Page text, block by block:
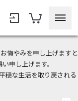
悔やみを申し上げますと
申し上げます。
穏な生活を取り戻される
ント！